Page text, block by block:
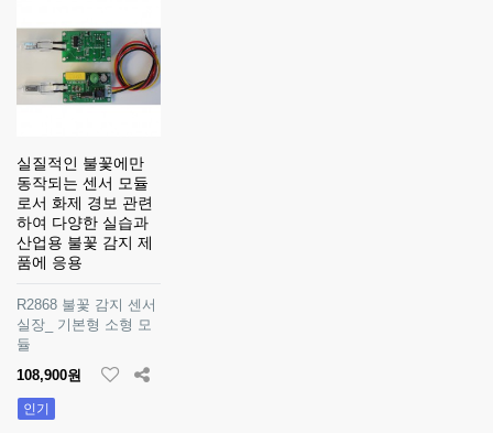
실질적인 불꽃에만
동작되는 센서 모듈
로서 화제 경보 관련
하여 다양한 실습과
산업용 불꽃 감지 제
품에 응용
R2868 불꽃 감지 센서
실장_ 기본형 소형 모
듈
108,900원
인기